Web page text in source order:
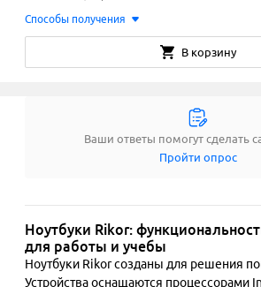
Способы получения
В корзину
Ваши ответы помогут сделать
Пройти опрос
Ноутбуки Rikor:
для работы и учебы
Ноутбуки Rikor созданы для решения
Устройства оснащаются процессорами